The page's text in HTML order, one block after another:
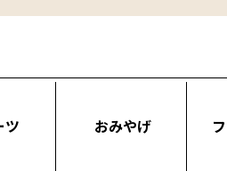
ツ おみやげ